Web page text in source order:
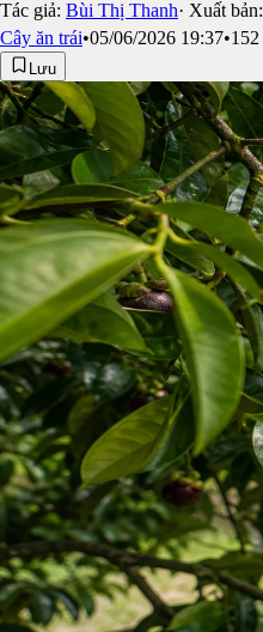
Tác giả: Bùi Thị Thanh· Xuất bản:
Cây ăn trái•05/06/2026 19:37•152
Lưu